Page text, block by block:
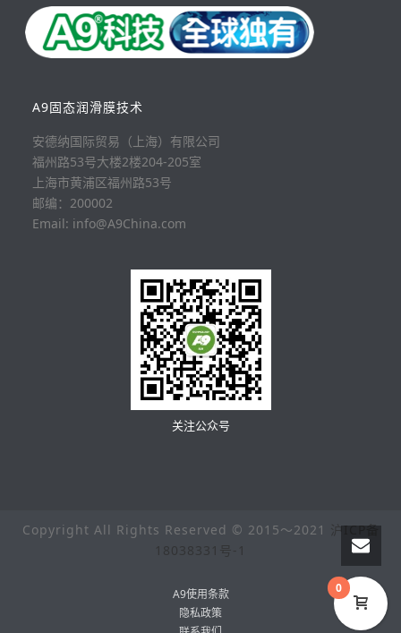
A9固态润滑膜技术
安德纳国际贸易（上海）有限公司
福州路53号大楼2楼204-205室
上海市黄浦区福州路53号
邮编：200002
Email: info@A9China.com
关注公众号
Copyright All Rights Reserved © 2015～2021 沪ICP备
18038331号-1
A9使用条款
隐私政策
0